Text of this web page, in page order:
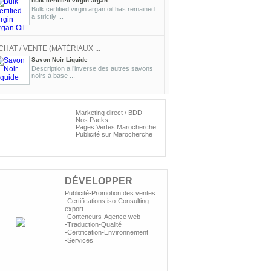
Description a l’inverse des autres savons
noirs à base ...
/ VENTE (MATÉRIAUX ...
Huile d'argan biologique vierge ...
L'huile d'argan biologique en vrac, vierge et
toastée, ...
UNE OFFRE ...
Huile de cade l'huile de cade était autrefois
UNE OFFRE ...
Huile de carthame
des propriétés ...
UNE OFFRE ...
Huile de chanvre
Marketing direct / BDD
Nos Packs
Pages Vertes Marocherche
Publicité sur Marocherche
DÉVELOPPER
Publicité-Promotion des ventes
-Certifications iso-Consulting
export
-Conteneurs-Agence web
-Traduction-Qualité
-Certification-Environnement
-Services